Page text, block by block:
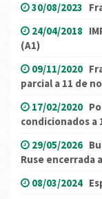
30/08/2023
24/04/2018
(A1)
09/11/2020
parcial a 11 de
17/02/2020
condicionados
29/05/2026
Ruse encerrada
08/03/2024